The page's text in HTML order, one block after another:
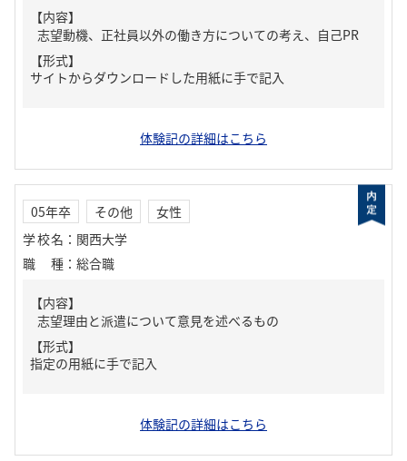
【内容】
志望動機、正社員以外の働き方についての考え、自己PR
【形式】
サイトからダウンロードした用紙に手で記入
体験記の詳細はこちら
05年卒 その他
女性
学校名 ： 関西大学
職種 ： 総合職
【内容】
志望理由と派遣について意見を述べるもの
【形式】
指定の用紙に手で記入
体験記の詳細はこちら